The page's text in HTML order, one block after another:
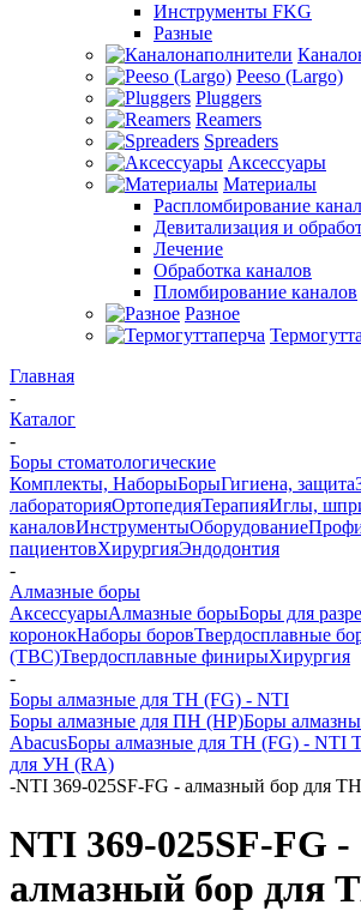
Инструменты FKG
Разные
Peeso (Largo)
Pluggers
Reamers
Spreaders
Аксессуары
Материалы
Распломбирование
Девитализация и
Лечение
Обработка каналов
Пломбирование каналов
Разное
Главная
-
Каталог
-
Боры стоматологические
Комплекты, НаборыБорыГигиена, защита
лабораторияОртопедияТерапияИглы,
каналовИнструментыОборудование
пациентовХирургияЭндодонтия
-
Алмазные боры
АксессуарыАлмазные борыБоры для
коронокНаборы боровТвердосплавные
(ТВС)Твердосплавные финирыХирургия
-
Боры алмазные для ТН (FG) - NTI
Боры алмазные для ПН (HP)Боры
AbacusБоры алмазные для ТН (FG) - NTI
для УН (RA)
-NTI 369-025SF-FG - алмазный бор для
NTI 369-025SF-FG -
алмазный бор для